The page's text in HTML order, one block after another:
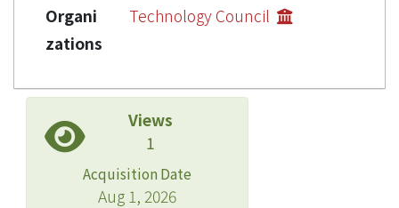
Organi
zations
Technology Council
Views
1
Acquisition Date
Aug 1, 2026